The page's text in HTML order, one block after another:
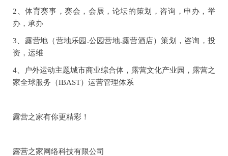
2、体育赛事，赛会，会展，论坛的策划，咨询，申办，举
办，承办
3、露营地（营地乐园.公园营地.露营酒店）策划，咨询，投
资，运维
4、户外运动主题城市商业综合体，露营文化产业园，露营之
家全球服务（IBAST）运营管理体系
露营之家有你更精彩！
露营之家网络科技有限公司